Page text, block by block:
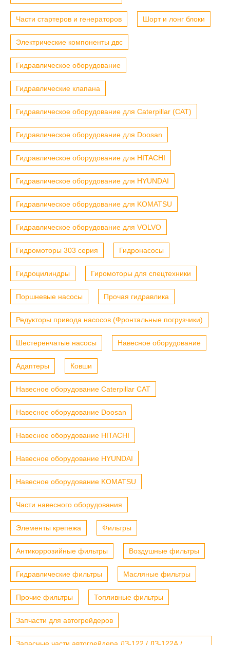
Части стартеров и генераторов Шорт и лонг блоки
Электрические компоненты двс
Гидравлическое оборудование
Гидравлические клапана
Гидравлическое оборудование для Caterpillar (CAT)
Гидравлическое оборудование для Doosan
Гидравлическое оборудование для HITACHI
Гидравлическое оборудование для HYUNDAI
Гидравлическое оборудование для KOMATSU
Гидравлическое оборудование для VOLVO
Гидромоторы 303 серия Гидронасосы
Гидроцилиндры Гиромоторы для спецтехники
Поршневые насосы Прочая гидравлика
Редукторы привода насосов (Фронтальные погрузчики)
Шестеренчатые насосы Навесное оборудование
Адаптеры Ковши
Навесное оборудование Caterpillar CAT
Навесное оборудование Doosan
Навесное оборудование HITACHI
Навесное оборудование HYUNDAI
Навесное оборудование KOMATSU
Части навесного оборудования
Элементы крепежа Фильтры
Антикоррозийные фильтры Воздушные фильтры
Гидравлические фильтры Масляные фильтры
Прочие фильтры Топливные фильтры
Запчасти для автогрейдеров
Запасные части автогрейдера ДЗ-122 / ДЗ-122А /